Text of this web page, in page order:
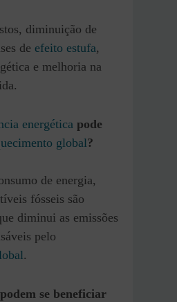
diminuição de
de efeito estufa,
e melhoria na
energética pode
global?
de energia,
fósseis são
diminui as emissões
pelo
.
se beneficiar